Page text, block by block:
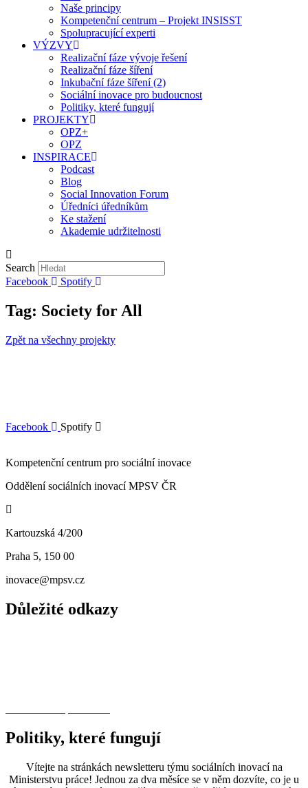
Naše principy
Kompetenční centrum – Projekt INSISST
Spolupracující experti
VÝZVY
Realizační fáze vývoje řešení
Realizační fáze šíření
Inkubační fáze šíření (2)
Sociální inovace pro budoucnost
Politiky, které fungují
PROJEKTY
OPZ+
OPZ
INSPIRACE
Podcast
Blog
Social Innovation Forum
Úředníci úředníkům
Ke stažení
Akademie udržitelnosti
Search
Facebook
Spotify
Tag: Society for All
Zpět na všechny projekty
Facebook
Spotify
Kompetenční centrum pro sociální inovace
Oddělení sociálních inovací MPSV ČR
Kartouzská 4/200
Praha 5, 150 00
inovace@mpsv.cz
Důležité odkazy
Politiky, které fungují
Vítejte na stránkách newsletteru týmu sociálních inovací na
Ministerstvu práce! Jednou za dva měsíce se v něm dozvíte, co je u